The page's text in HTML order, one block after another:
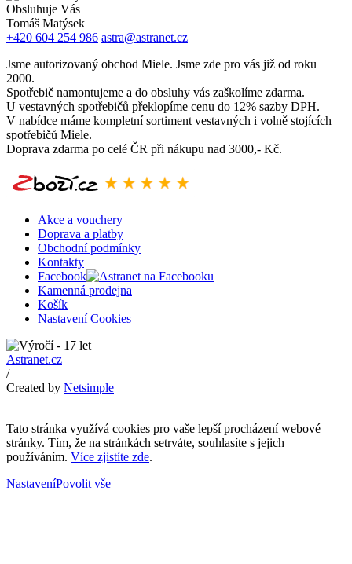
Obsluhuje Vás
Tomáš Matýsek
+420 604 254 986 astra@astranet.cz
Jsme autorizovaný obchod Miele. Jsme zde pro vás již od roku
2000.
Spotřebič namontujeme a do obsluhy vás zaškolíme zdarma.
U vestavných spotřebičů překlopíme cenu do 12% sazby DPH.
V nabídce máme kompletní sortiment vestavných i volně stojících
spotřebičů Miele.
Doprava zdarma po celé ČR při nákupu nad 3000,- Kč.
Akce a vouchery
Doprava a platby
Obchodní podmínky
Kontakty
Facebook
Kamenná prodejna
Košík
Nastavení Cookies
Astranet.cz
/
Created by Netsimple
Tato stránka využívá cookies pro vaše lepší procházení webové
stránky. Tím, že na stránkách setrváte, souhlasíte s jejich
používáním. Více zjistíte zde.
NastaveníPovolit vše